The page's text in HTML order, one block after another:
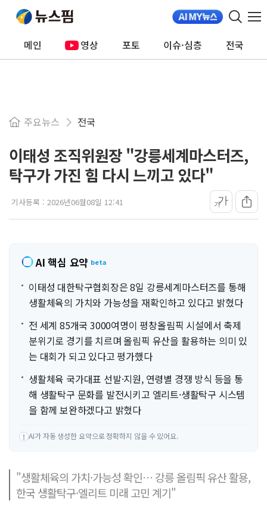
메인 영상 포토 이슈·심층 전국
주요뉴스 전국
이태성 조직위원장 "강릉세계마스터즈,
탁구가 가진 힘 다시 느끼고 있다"
기사등록 : 2026년06월08일 12:41 가가
AI 핵심 요약 beta
이태성 대한탁구협회장은 8일 강릉세계마스터즈를 통해
생활체육의 가치와 가능성을 재확인하고 있다고 밝혔다
전 세계 85개국 3000여명이 평창올림픽 시설에서 축제
분위기로 경기를 치르며 올림픽 유산을 활용하는 의미 있
는 대회가 되고 있다고 평가했다
생활체육 국가대표 선발·지원, 연령별 경쟁 방식 등을 통
해 생활탁구 문화를 발전시키고 엘리트·생활탁구 시스템
을 함께 보완하겠다고 밝혔다
! AI가 자동 생성한 요약으로 정확하지 않을 수 있어요.
"생활체육의 가치·가능성 확인… 강릉 올림픽 유산 활용,
한국 생활탁구·엘리트 미래 고민 계기"